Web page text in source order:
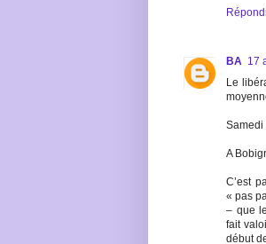
BA 17
Le
Samedi
A
C’est
« pas
– que
fait
début